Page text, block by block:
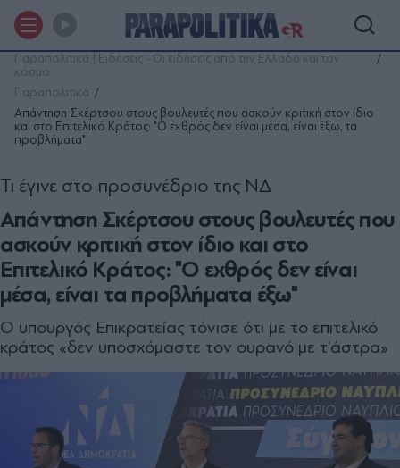
Παραπολιτικά | Ειδήσεις - Οι ειδήσεις από την Ελλάδα και τον
κόσμο
Παραπολιτικά
Απάντηση Σκέρτσου στους βουλευτές που ασκούν κριτική στον ίδιο
και στο Επιτελικό Κράτος: "Ο εχθρός δεν είναι μέσα, είναι έξω, τα
προβλήματα"
Απάντηση Σκέρτσου στους βουλευτές που
ασκούν κριτική στον ίδιο και στο
Επιτελικό Κράτος: "Ο εχθρός δεν είναι
μέσα, είναι τα προβλήματα έξω"
Τι έγινε στο προσυνέδριο της ΝΔ
Ο υπουργός Επικρατείας τόνισε ότι με το επιτελικό
κράτος «δεν υποσχόμαστε τον ουρανό με τ’άστρα»